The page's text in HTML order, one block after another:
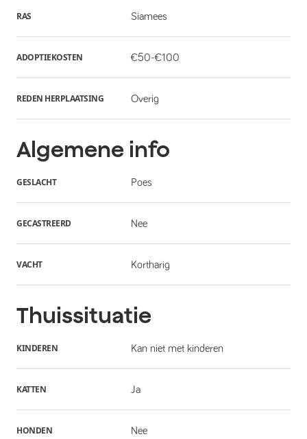
RAS Siamees
ADOPTIEKOSTEN €50-€100
REDEN HERPLAATSING Overig
Algemene info
GESLACHT Poes
GECASTREERD Nee
VACHT Kortharig
Thuissituatie
KINDEREN Kan niet met kinderen
KATTEN Ja
HONDEN Nee